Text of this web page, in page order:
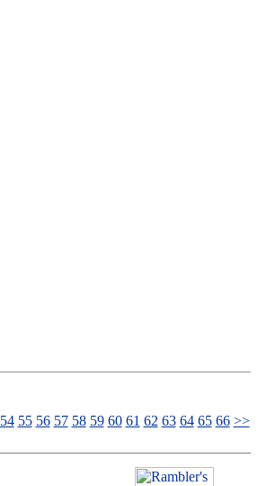
54 55 56 57 58 59 60 61 62 63 64 65 66 >>